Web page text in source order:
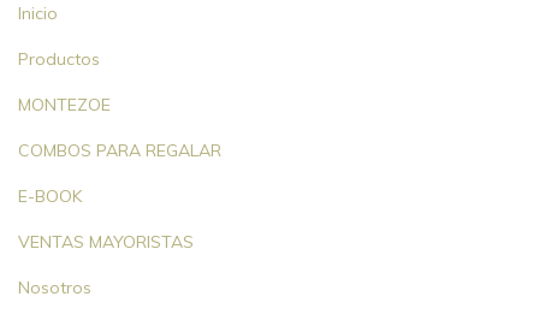
Inicio
Productos
MONTEZOE
COMBOS PARA REGALAR
E-BOOK
VENTAS MAYORISTAS
Nosotros